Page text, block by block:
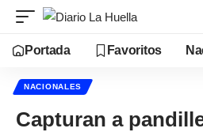
Portada Favoritos
NACIONALES
Capturan a